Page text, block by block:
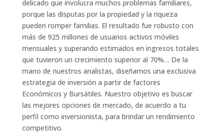
delicado que involucra muchos problemas familiares,
porque las disputas por la propiedad y la riqueza
pueden romper familias. El resultado fue robusto con
más de 925 millones de usuarios activos móviles
mensuales y superando estimados en ingresos totales
que tuvieron un crecimiento superior al 70%… De la
mano de nuestros analistas, diseñamos una exclusiva
estrategia de inversión a partir de factores
Económicos y Bursátiles. Nuestro objetivo es buscar
las mejores opciones de mercado, de acuerdo a tu
perfil como inversionista, para brindar un rendimiento
competitivo.